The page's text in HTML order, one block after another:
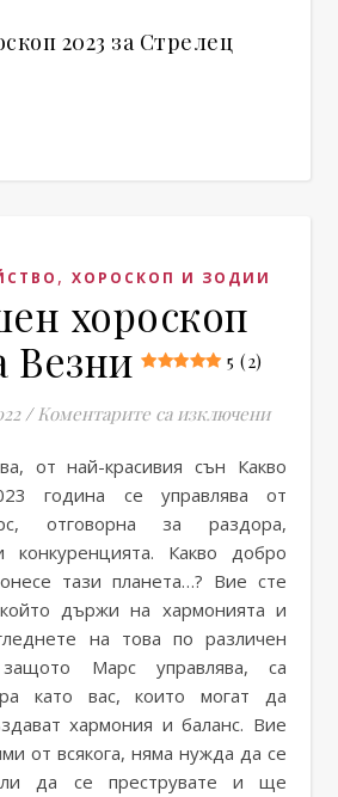
2023 за Стрелец
, ХОРОСКОП И ЗОДИИ
хороскоп
Везни
5 (2)
/ Коментарите са изключениза
година се управлява от
отговорна за раздора,
конкуренцията. Какво добро
тази планета…? Вие сте
държи на хармонията и
на това по различен
Марс управлява, са
като вас, които могат да
хармония и баланс. Вие
от всякога, няма нужда да се
да се преструвате и ще